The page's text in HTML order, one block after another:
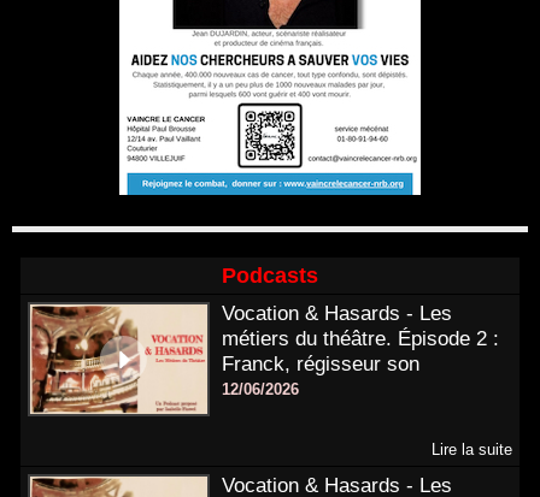
Podcasts
Vocation & Hasards - Les
métiers du théâtre. Épisode 2 :
Franck, régisseur son
12/06/2026
Lire la suite
Vocation & Hasards - Les